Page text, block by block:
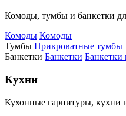
Комоды, тумбы и банкетки
Комоды Комоды
Тумбы Прикроватные тумбы
Банкетки Банкетки
Кухни
Кухонные гарнитуры, кухни